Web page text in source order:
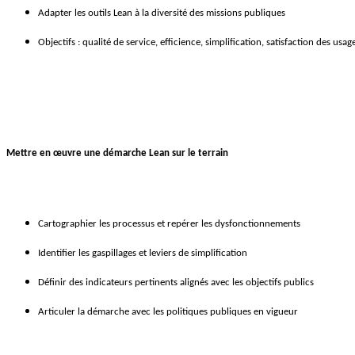
Adapter les outils Lean à la diversité des missions publiques
Objectifs : qualité de service, efficience, simplification, satisfaction des
Mettre en œuvre une démarche Lean sur le terrain
Cartographier les processus et repérer les dysfonctionnements
Identifier les gaspillages et leviers de simplification
Définir des indicateurs pertinents alignés avec les objectifs publics
Articuler la démarche avec les politiques publiques en vigueur